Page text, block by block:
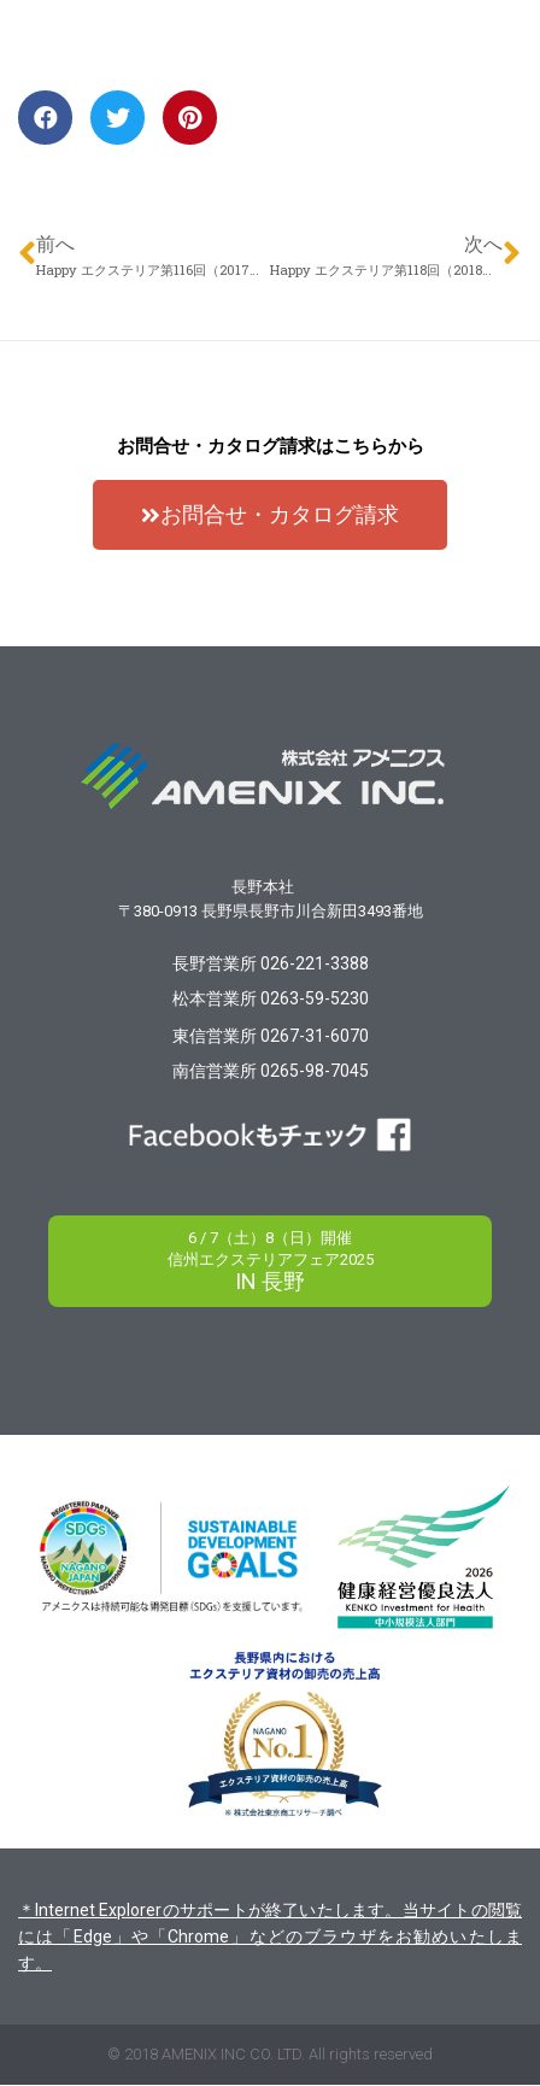
前へ
Happy エクステリア第116回（2017年12月28日）株式会社 アロウズガーデンデザイン 村田勇さん 「どんな業者に相談すればいいの？」
次へ
Happy エクステリア第118回（2018年01月11日）アイザックデザイン メリーガーデン 福岡幸彦さん「エクステリアの予算はどれくらいなの？」
お問合せ・カタログ請求はこちらから
お問合せ・カタログ請求
長野本社
〒380-0913 長野県長野市川合新田3493番地
長野営業所 026-221-3388
松本営業所 0263-59-5230
東信営業所 0267-31-6070
南信営業所 0265-98-7045
6 / 7（土）8（日）開催
信州エクステリアフェア2025
IN 長野
＊Internet Explorerのサポートが終了いたします。当サイトの閲覧
には「Edge」や「Chrome」などのブラウザをお勧めいたしま
す。
© 2018 AMENIX INC CO. LTD. All rights reserved